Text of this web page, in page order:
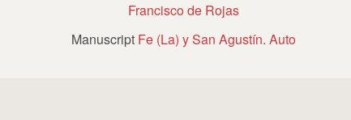
Francisco de Rojas
Manuscript Fe (La) y San Agustín. Auto